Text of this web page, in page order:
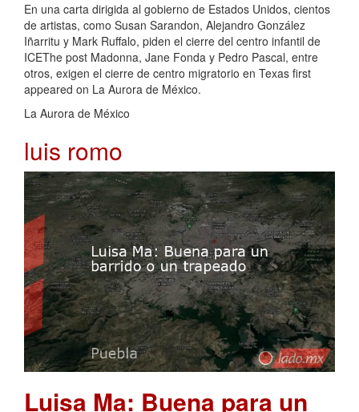
En una carta dirigida al gobierno de Estados Unidos, cientos
de artistas, como Susan Sarandon, Alejandro González
Iñarritu y Mark Ruffalo, piden el cierre del centro infantil de
ICEThe post Madonna, Jane Fonda y Pedro Pascal, entre
otros, exigen el cierre de centro migratorio en Texas first
appeared on La Aurora de México.
La Aurora de México
luis romo
Luisa Ma: Buena para un